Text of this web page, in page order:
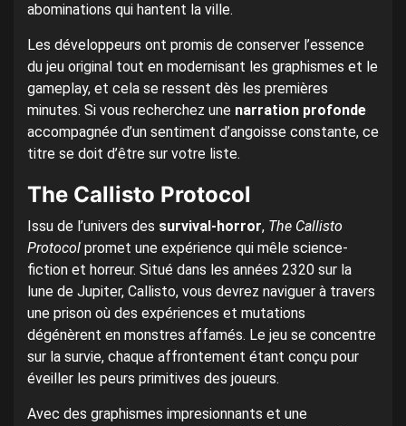
abominations qui hantent la ville.
Les développeurs ont promis de conserver l’essence
du jeu original tout en modernisant les graphismes et le
gameplay, et cela se ressent dès les premières
minutes. Si vous recherchez une narration profonde
accompagnée d’un sentiment d’angoisse constante, ce
titre se doit d’être sur votre liste.
The Callisto Protocol
Issu de l’univers des survival-horror, The Callisto
Protocol promet une expérience qui mêle science-
fiction et horreur. Situé dans les années 2320 sur la
lune de Jupiter, Callisto, vous devrez naviguer à travers
une prison où des expériences et mutations
dégénèrent en monstres affamés. Le jeu se concentre
sur la survie, chaque affrontement étant conçu pour
éveiller les peurs primitives des joueurs.
Avec des graphismes impresionnants et une